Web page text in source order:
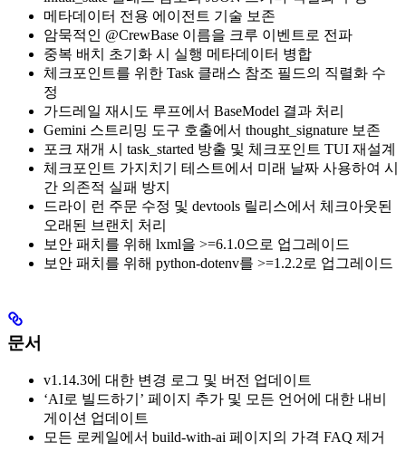
메타데이터 전용 에이전트 기술 보존
암묵적인 @CrewBase 이름을 크루 이벤트로 전파
중복 배치 초기화 시 실행 메타데이터 병합
체크포인트를 위한 Task 클래스 참조 필드의 직렬화 수
정
가드레일 재시도 루프에서 BaseModel 결과 처리
Gemini 스트리밍 도구 호출에서 thought_signature 보존
포크 재개 시 task_started 방출 및 체크포인트 TUI 재설계
체크포인트 가지치기 테스트에서 미래 날짜 사용하여 시
간 의존적 실패 방지
드라이 런 주문 수정 및 devtools 릴리스에서 체크아웃된
오래된 브랜치 처리
보안 패치를 위해 lxml을 >=6.1.0으로 업그레이드
보안 패치를 위해 python-dotenv를 >=1.2.2로 업그레이드
문서
v1.14.3에 대한 변경 로그 및 버전 업데이트
‘AI로 빌드하기’ 페이지 추가 및 모든 언어에 대한 내비
게이션 업데이트
모든 로케일에서 build-with-ai 페이지의 가격 FAQ 제거